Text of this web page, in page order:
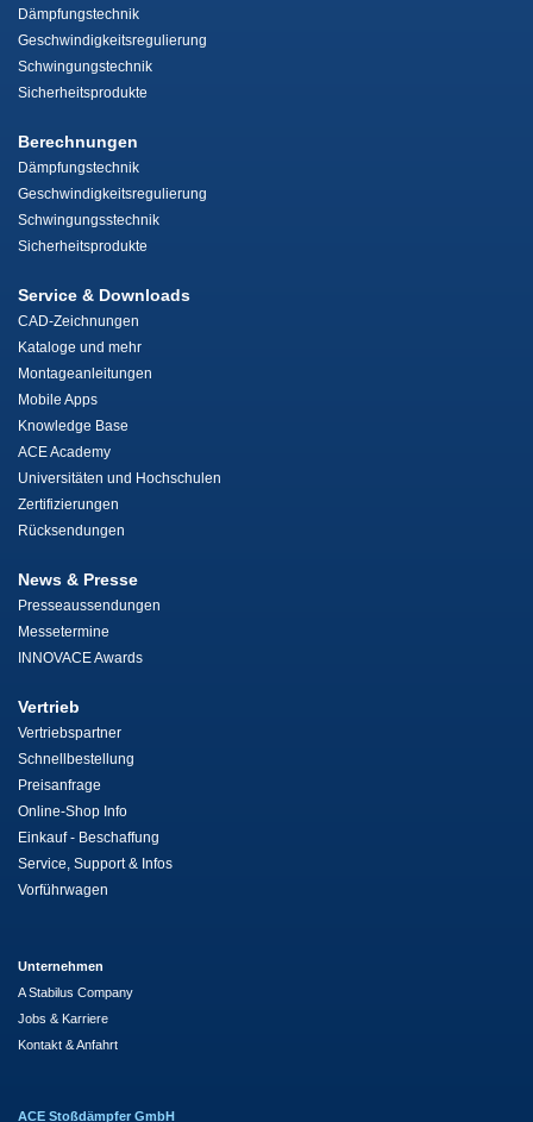
Dämpfungstechnik
Geschwindigkeitsregulierung
Schwingungstechnik
Sicherheitsprodukte
Berechnungen
Dämpfungstechnik
Geschwindigkeitsregulierung
Schwingungsstechnik
Sicherheitsprodukte
Service & Downloads
CAD-Zeichnungen
Kataloge und mehr
Montageanleitungen
Mobile Apps
Knowledge Base
ACE Academy
Universitäten und Hochschulen
Zertifizierungen
Rücksendungen
News & Presse
Presseaussendungen
Messetermine
INNOVACE Awards
Vertrieb
Vertriebspartner
Schnellbestellung
Preisanfrage
Online-Shop Info
Einkauf - Beschaffung
Service, Support & Infos
Vorführwagen
Unternehmen
A Stabilus Company
Jobs & Karriere
Kontakt & Anfahrt
ACE Stoßdämpfer GmbH